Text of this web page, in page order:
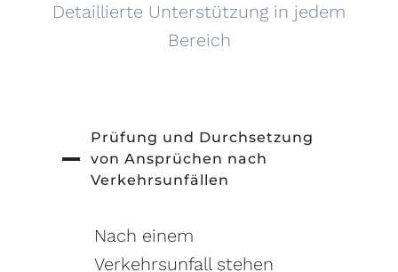
Detaillierte Unterstützung in jedem
Bereich
Prüfung und Durchsetzung
von Ansprüchen nach
Verkehrsunfällen
Nach einem
Verkehrsunfall stehen